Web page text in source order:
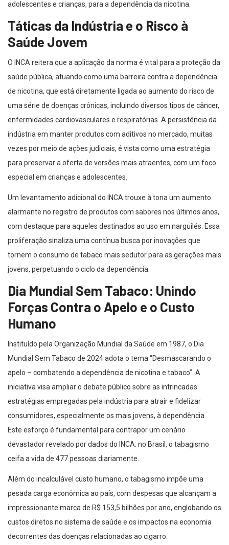
adolescentes e crianças, para a dependência da nicotina.
Táticas da Indústria e o Risco à
Saúde Jovem
O INCA reitera que a aplicação da norma é vital para a proteção da
saúde pública, atuando como uma barreira contra a dependência
de nicotina, que está diretamente ligada ao aumento do risco de
uma série de doenças crônicas, incluindo diversos tipos de câncer,
enfermidades cardiovasculares e respiratórias. A persistência da
indústria em manter produtos com aditivos no mercado, muitas
vezes por meio de ações judiciais, é vista como uma estratégia
para preservar a oferta de versões mais atraentes, com um foco
especial em crianças e adolescentes.
Um levantamento adicional do INCA trouxe à tona um aumento
alarmante no registro de produtos com sabores nos últimos anos,
com destaque para aqueles destinados ao uso em narguilés. Essa
proliferação sinaliza uma contínua busca por inovações que
tornem o consumo de tabaco mais sedutor para as gerações mais
jovens, perpetuando o ciclo da dependência.
Dia Mundial Sem Tabaco: Unindo
Forças Contra o Apelo e o Custo
Humano
Instituído pela Organização Mundial da Saúde em 1987, o Dia
Mundial Sem Tabaco de 2024 adota o tema “Desmascarando o
apelo – combatendo a dependência de nicotina e tabaco”. A
iniciativa visa ampliar o debate público sobre as intrincadas
estratégias empregadas pela indústria para atrair e fidelizar
consumidores, especialmente os mais jovens, à dependência.
Este esforço é fundamental para contrapor um cenário
devastador revelado por dados do INCA: no Brasil, o tabagismo
ceifa a vida de 477 pessoas diariamente.
Além do incalculável custo humano, o tabagismo impõe uma
pesada carga econômica ao país, com despesas que alcançam a
impressionante marca de R$ 153,5 bilhões por ano, englobando os
custos diretos no sistema de saúde e os impactos na economia
decorrentes das doenças relacionadas ao cigarro.